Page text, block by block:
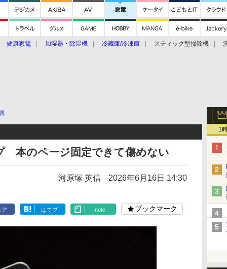
健康家電 加湿器・除湿機 冷蔵庫/冷凍庫 スティック型掃除機
1
本のページ固定できて傷めない
河原塚 英信 2026年6月16日 14:30
ア はてブ note ブックマーク